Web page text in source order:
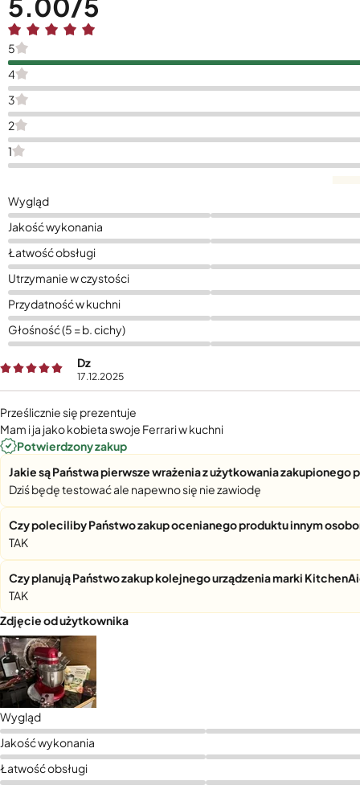
5
4
3
2
1
Wygląd
Jakość wykonania
Łatwość obsługi
Utrzymanie w czystości
Przydatność w kuchni
Głośność (5 = b. cichy)
Dz
17.12.2025
Wygląd
Jakość wykonania
Łatwość obsługi
Prześlicznie się prezentuje
Mam i ja jako kobieta swoje Ferrari w kuchni
Potwierdzony zakup
Jakie są Państwa pierwsze wrażenia z użytkowania zakupionego
Dziś będę testować ale napewno się nie zawiodę
Czy poleciliby Państwo zakup ocenianego produktu innym
TAK
Czy planują Państwo zakup kolejnego urządzenia marki
TAK
Zdjęcie od użytkownika